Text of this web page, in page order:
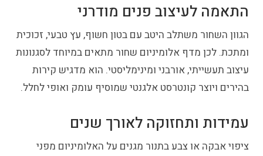
התאמה לעיצוב פנים מודרני
הגוון השחור משתלב היטב עם בטון חשוף, עץ טבעי, זכוכית
ומתכת. לכן מדף אלומיניום שחור מתאים במיוחד לסגנונות
עיצוב תעשייתי, אורבני ומינימליסטי. הוא מדגיש קירות
בהירים ויוצר קונטרסט אלגנטי שמוסיף עומק ואופי לחלל.
עמידות ותחזוקה לאורך שנים
ציפוי אבקה או צבע בתנור מגנים על האלומיניום מפני